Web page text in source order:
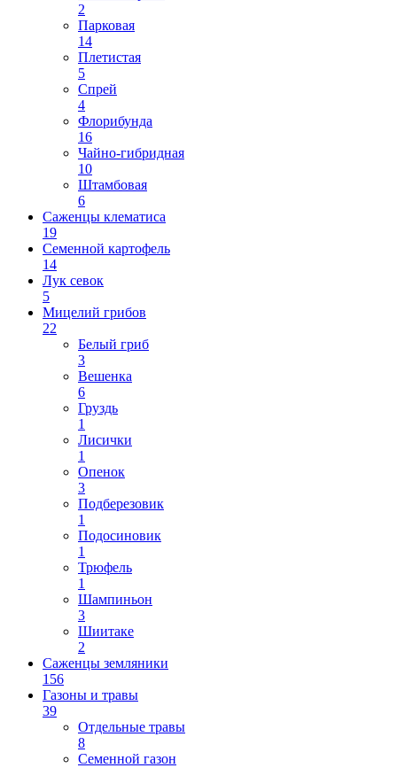
2
Парковая
14
Плетистая
5
Спрей
4
Флорибунда
16
Чайно-гибридная
10
Штамбовая
6
Саженцы клематиса
19
Семенной картофель
14
Лук севок
5
Мицелий грибов
22
Белый гриб
3
Вешенка
6
Груздь
1
Лисички
1
Опенок
3
Подберезовик
1
Подосиновик
1
Трюфель
1
Шампиньон
3
Шиитаке
2
Саженцы земляники
156
Газоны и травы
39
Отдельные травы
8
Семенной газон